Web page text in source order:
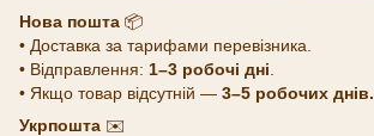
Нова пошта 📦
• Доставка за тарифами перевізника.
• Відправлення: 1–3 робочі дні
• Якщо товар відсутній — 3–5 робочих днів.
Укрпошта ✉️